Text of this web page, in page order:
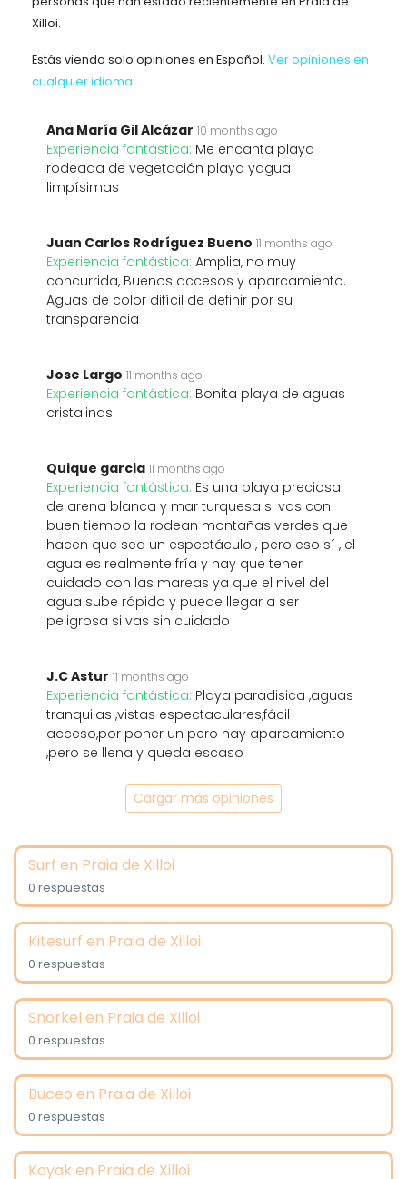
Xilloi.
Estás viendo solo opiniones en Español. Ver opiniones en
cualquier idioma
Ana María Gil Alcázar 10 months ago
Experiencia fantástica: Me encanta playa
rodeada de vegetación playa yagua
limpísimas
Juan Carlos Rodríguez Bueno 11 months ago
Experiencia fantástica: Amplia, no muy
concurrida, Buenos accesos y aparcamiento.
Aguas de color difícil de definir por su
transparencia
Jose Largo 11 months ago
Experiencia fantástica: Bonita playa de aguas
cristalinas!
Quique garcia 11 months ago
Experiencia fantástica: Es una playa preciosa
de arena blanca y mar turquesa si vas con
buen tiempo la rodean montañas verdes que
hacen que sea un espectáculo , pero eso sí , el
agua es realmente fría y hay que tener
cuidado con las mareas ya que el nivel del
agua sube rápido y puede llegar a ser
peligrosa si vas sin cuidado
J.C Astur 11 months ago
Experiencia fantástica: Playa paradisica ,aguas
tranquilas ,vistas espectaculares,fácil
acceso,por poner un pero hay aparcamiento
,pero se llena y queda escaso
Cargar más opiniones
Surf en Praia de Xilloi
0 respuestas
Kitesurf en Praia de Xilloi
0 respuestas
Snorkel en Praia de Xilloi
0 respuestas
Buceo en Praia de Xilloi
0 respuestas
Kayak en Praia de Xilloi